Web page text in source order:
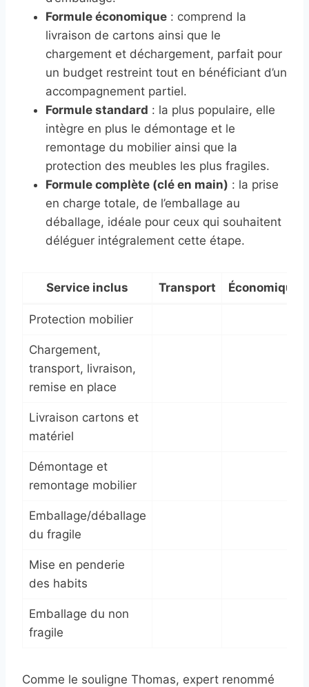
Formule économique : comprend la
livraison de cartons ainsi que le
chargement et déchargement, parfait pour
un budget restreint tout en bénéficiant d’un
accompagnement partiel.
Formule standard : la plus populaire, elle
intègre en plus le démontage et le
remontage du mobilier ainsi que la
protection des meubles les plus fragiles.
Formule complète (clé en main) : la prise
en charge totale, de l’emballage au
déballage, idéale pour ceux qui souhaitent
déléguer intégralement cette étape.
Service inclus Transport Économique
Protection mobilier
Chargement,
transport, livraison,
remise en place
Livraison cartons et
matériel
Démontage et
remontage mobilier
Emballage/déballage
du fragile
Mise en penderie
des habits
Emballage du non
fragile
Comme le souligne Thomas, expert renommé